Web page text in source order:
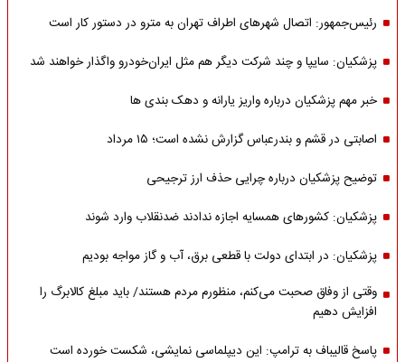
رئیس‌جمهور: اتصال شهرهای اطراف تهران به مترو در دستور کار است
پزشکیان: سایپا و چند شرکت دیگر هم مثل ایران‌خودرو واگذار خواهند شد
خبر مهم پزشکیان درباره واریز یارانه و دهک بندی ها
اصابتی در قشم و بندرعباس گزارش نشده است؛ ۱۵ مرداد
توضیح پزشکیان درباره چرایی حذف ارز ترجیحی
پزشکیان: کشورهای همسایه اجازه ندادند ضدنقلاب وارد شوند
پزشکیان: در ابتدای دولت با قطعی برق، آب و گاز مواجه بودیم
وقتی از وفاق صحبت می‌کنم، منظورم مردم هستند/ باید مبلغ کالابرگ را
افزایش دهیم
پاسخ قالیباف به ترامپ: این دیپلماسی نمایشی، شکست خورده است